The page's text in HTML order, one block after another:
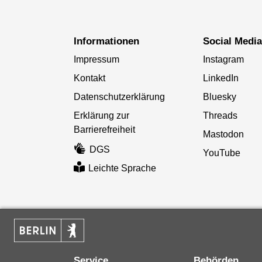
Informationen
Impressum
Kontakt
Datenschutzerklärung
Erklärung zur
Barrierefreiheit
DGS
Leichte Sprache
Social Media
Instagram
LinkedIn
Bluesky
Threads
Mastodon
YouTube